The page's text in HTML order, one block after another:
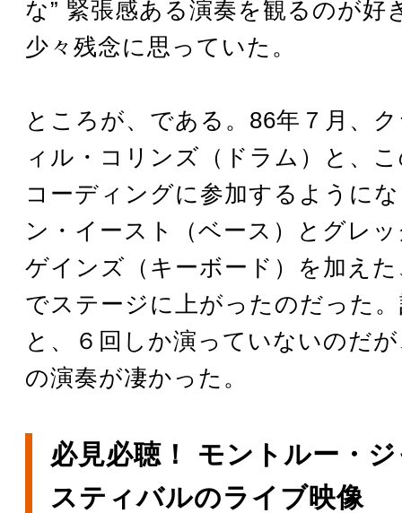
な” 緊張感ある演奏を観るのが好
少々残念に思っていた。
ところが、である。86年７月、
ィル・コリンズ（ドラム）と、
コーディングに参加するように
ン・イースト（ベース）とグレ
ゲインズ（キーボード）を加え
でステージに上がったのだった
と、６回しか演っていないのだ
の演奏が凄かった。
必見必聴！ モントルー・
スティバルのライブ映像